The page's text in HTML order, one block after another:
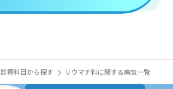
診療科目から探す リウマチ科に関する病気一覧